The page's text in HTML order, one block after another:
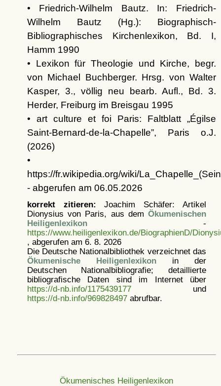
• Friedrich-Wilhelm Bautz. In: Friedrich-
Wilhelm Bautz (Hg.): Biographisch-
Bibliographisches Kirchenlexikon, Bd. I,
Hamm 1990
• Lexikon für Theologie und Kirche, begr.
von Michael Buchberger. Hrsg. von Walter
Kasper, 3., völlig neu bearb. Aufl., Bd. 3.
Herder, Freiburg im Breisgau 1995
• art culture et foi Paris: Faltblatt
Égilse
Saint-Bernard-de-la-Chapelle , Paris o.J.
(2026)
•
https://fr.wikipedia.org/wiki/
- abgerufen am 06.05.2026
korrekt zitieren: Joachim Schäfer: Artikel
Dionysius von Paris, aus dem Ökumenischen
Heiligenlexikon-
https://www.heiligenlexikon.de/BiographienD/
, abgerufen am 6. 8. 2026
Die Deutsche Nationalbibliothek verzeichnet das
Ökumenische Heiligenlexikonin der
Deutschen Nationalbibliografie; detaillierte
bibliografische Daten sind im Internet über
https://d-nb.info/1175439177und
https://d-nb.info/969828497abrufbar.
Ökumenisches Heiligenlexikon